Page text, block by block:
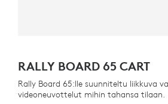
RALLY BOARD 65 CART
Rally Board 65:lle suunniteltu liikkuva
videoneuvottelut mihin tahansa tilaan.